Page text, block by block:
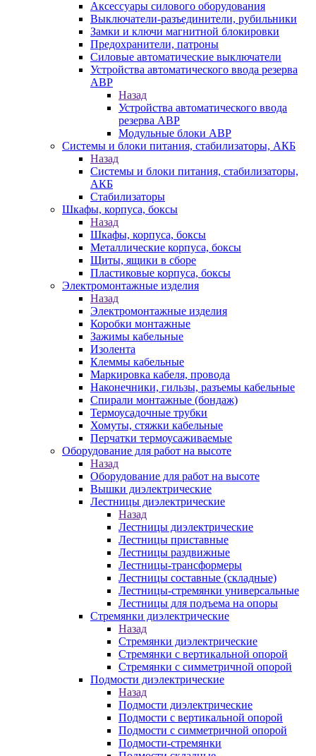
Аксессуары силового оборудования
Выключатели-разъединители, рубильники
Замки и ключи магнитной блокировки
Предохранители, патроны
Силовые автоматические выключатели
Устройства автоматического ввода резерва
АВР
Назад
Устройства автоматического ввода
резерва АВР
Модульные блоки АВР
Системы и блоки питания, стабилизаторы, АКБ
Назад
Системы и блоки питания, стабилизаторы,
АКБ
Стабилизаторы
Шкафы, корпуса, боксы
Назад
Шкафы, корпуса, боксы
Металлические корпуса, боксы
Щиты, ящики в сборе
Пластиковые корпуса, боксы
Электромонтажные изделия
Назад
Электромонтажные изделия
Коробки монтажные
Зажимы кабельные
Изолента
Клеммы кабельные
Маркировка кабеля, провода
Наконечники, гильзы, разъемы кабельные
Спирали монтажные (бондаж)
Термоусадочные трубки
Хомуты, стяжки кабельные
Перчатки термоусаживаемые
Оборудование для работ на высоте
Назад
Оборудование для работ на высоте
Вышки диэлектрические
Лестницы диэлектрические
Назад
Лестницы диэлектрические
Лестницы приставные
Лестницы раздвижные
Лестницы-трансформеры
Лестницы составные (складные)
Лестницы-стремянки универсальные
Лестницы для подъема на опоры
Стремянки диэлектрические
Назад
Стремянки диэлектрические
Стремянки с вертикальной опорой
Стремянки с симметричной опорой
Подмости диэлектрические
Назад
Подмости диэлектрические
Подмости с вертикальной опорой
Подмости с симметричной опорой
Подмости-стремянки